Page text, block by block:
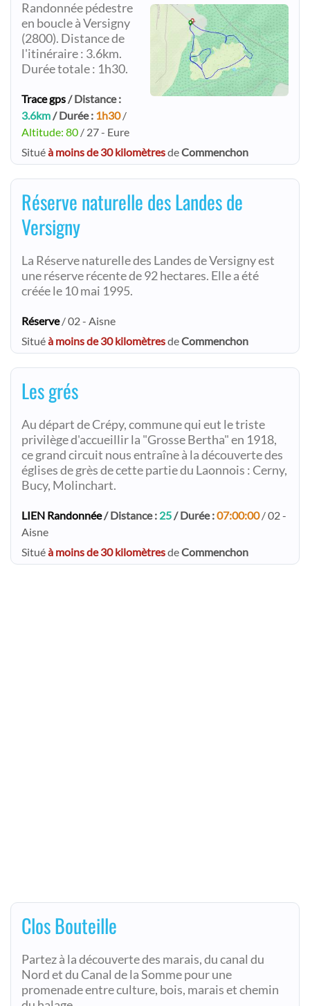
Randonnée pédestre
en boucle à Versigny
(2800). Distance de
l'itinéraire : 3.6km.
Durée totale : 1h30.
Trace gps/ Distance :
3.6km/ Durée : 1h30/
Altitude: 80 / 27 - Eure
Situéà moins de 30 kilomètresdeCommenchon
Réserve naturelle des Landes de
Versigny
La Réserve naturelle des Landes de Versigny est
une réserve récente de 92 hectares. Elle a été
créée le 10 mai 1995.
Réserve/ 02 - Aisne
Situéà moins de 30 kilomètresdeCommenchon
Les grés
Au départ de Crépy, commune qui eut le triste
privilège d'accueillir la "Grosse Bertha" en 1918,
ce grand circuit nous entraîne à la découverte des
églises de grès de cette partie du Laonnois : Cerny,
Bucy, Molinchart.
LIEN Randonnée/ Distance : 25/ Durée :07:00:00/ 02 -
Aisne
Situéà moins de 30 kilomètresdeCommenchon
Clos Bouteille
Partez à la découverte des marais, du canal du
Nord et du Canal de la Somme pour une
promenade entre culture, bois, marais et chemin